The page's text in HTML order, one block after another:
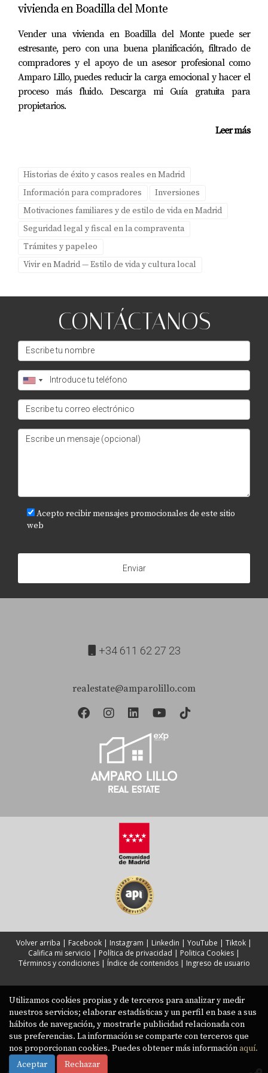
La atención médica pública es gratuita para residentes y
hay numerosos hospitales privados disponibles también.
¿Qué actividades culturales puedo disfrutar?
Desde museos como El Prado hasta festivales
en Madrid. ¡Hablemos pronto!
vivienda en Boadilla del Monte
Vender una vivienda en Boadilla del Monte puede ser
estresante, pero con una buena planificación, filtrado de
compradores y el apoyo de un asesor profesional como
Amparo Lillo, puedes reducir la carga emocional y hacer el
proceso más fluido. Descarga mi Guía gratuita para
propietarios.
Leer más
Historias de éxito y casos reales en Madrid
Información para compradores
Inversiones
Motivaciones familiares y de estilo de vida en Madrid
Seguridad legal y fiscal en la compraventa
Trámites y papeleo
Vivir en Madrid — Estilo de vida y cultura local
CONTÁCTANOS
Acepto recibir mensajes promocionales de este sitio
web
Enviar
+34 611 62 27 23
realestate@amparolillo.com
Volver arriba | Facebook | Instagram | Linkedin | YouTube | Tiktok |
Califica mi servicio | Política de privacidad | Politica Cookies |
Términos y condiciones| Índice de contenidos| Ingreso de usuario
Utilizamos cookies propias y de terceros para analizar y medir
nuestros servicios; elaborar estadísticas y un perfil en base a sus
hábitos de navegación, y mostrarle publicidad relacionada con
sus preferencias. La información se comparte con terceros que
nos proporcionan cookies. Puedes obtener más informaciónaquí.
Aceptar
Rechazar